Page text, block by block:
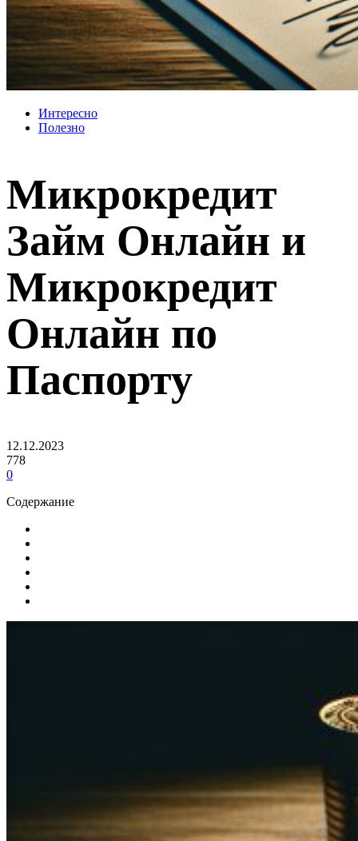
Интересно
Полезно
Микрокредит
Займ Онлайн и
Микрокредит
Онлайн по
Паспорту
12.12.2023
778
0
Содержание